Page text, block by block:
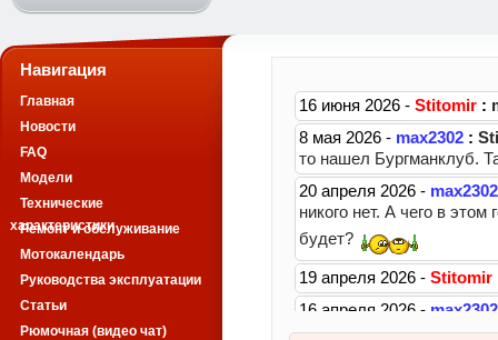
Навигация
Главная
Новости
FAQ
Модели
Технические
характеристики
Ремонт и обслуживание
Мотокалендарь
Руководства эксплуатации
Статьи
Рюмочная (видео чат)